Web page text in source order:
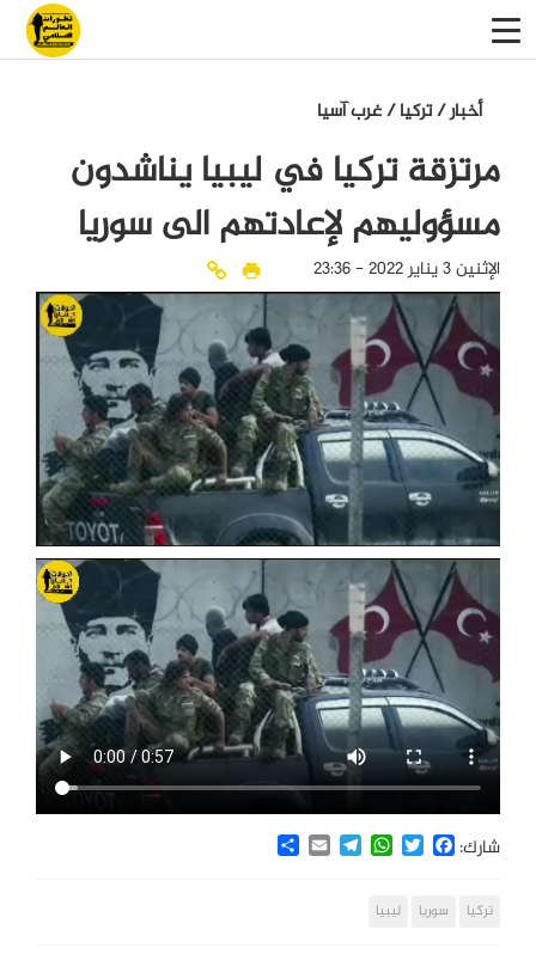
أخبار/تركيا/غرب آسيا
مرتزقة تركيا في ليبيا يناشدون
مسؤوليهم لإعادتهم الى سوريا
الإثنين 3 يناير 2022 - 23:36
شارك: Facebook
Twitter
WhatsApp
Telegram
Email
Share
تركيا سوريا ليبيا